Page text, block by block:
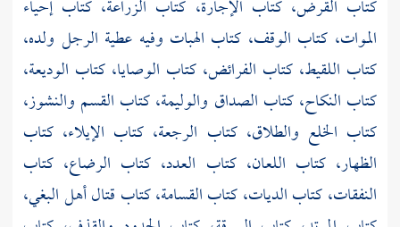
كتاب القرض، كتاب الإجارة، كتاب الزراعة، كتاب إحياء
الموات، كتاب الوقف، كتاب الهبات وفيه عطية الرجل ولده،
كتاب اللقيط، كتاب الفرائض، كتاب الوصايا، كتاب الوديعة،
كتاب النكاح، كتاب الصداق والوليمة، كتاب القسم والنشوز،
كتاب الخلع والطلاق، كتاب الرجعة، كتاب الإيلاء، كتاب
الظهار، كتاب اللعان، كتاب العدد، كتاب الرضاع، كتاب
النفقات، كتاب الديات، كتاب القسامة، كتاب قتال أهل البغي،